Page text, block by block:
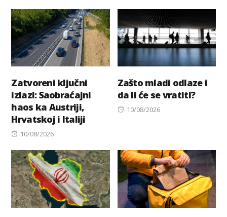
Zatvoreni ključni
izlazi: Saobraćajni
haos ka Austriji,
Hrvatskoj i Italiji
Posted
10/08/2026
Zašto mladi odlaze i
da li će se vratiti?
Posted
10/08/2026